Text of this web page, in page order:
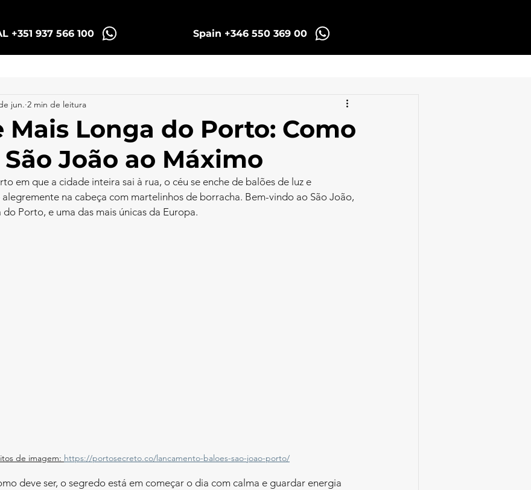
+351 937 566 100 Spain +346 550 369 00
Mais Longa do Porto: Como
João ao Máximo
jun. 2 min de leitura
em que a cidade inteira sai à rua, o céu se enche de balões de luz e
na cabeça com martelinhos de borracha. Bem-vindo ao São João,
Porto, e uma das mais únicas da Europa.
de imagem: https://portosecreto.co/lancamento-baloes-sao-joao-porto/
deve ser, o segredo está em começar o dia com calma e guardar energia